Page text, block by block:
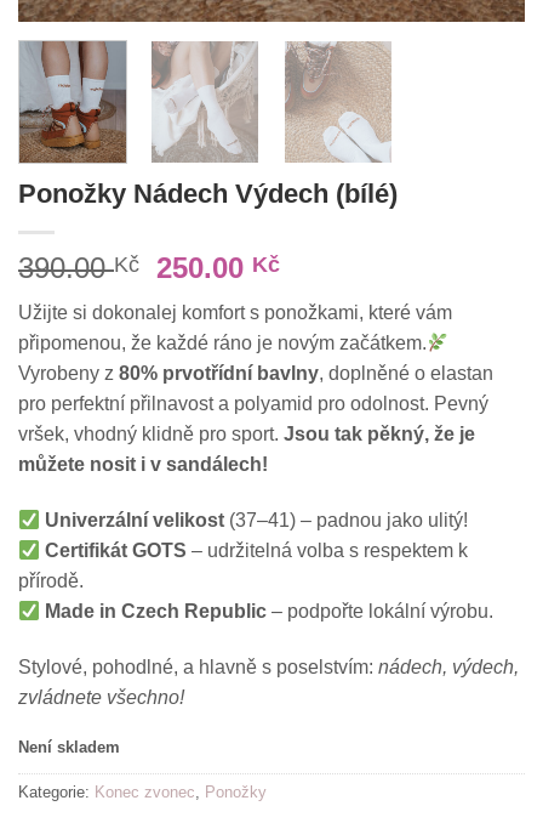
Ponožky Nádech Výdech (bílé)
390.00Kč
Původní
byla:
390.00 Kč.
250.00 KčAktuální
cena
je:
250.00 Kč.
Užijte si dokonalej komfort s ponožkami, které vám
připomenou, že každé ráno je novým začátkem.
Vyrobeny z 80% prvotřídní bavlny, doplněné o elastan
pro perfektní přilnavost a polyamid pro odolnost. Pevný
vršek, vhodný klidně pro sport. Jsou tak pěkný, že je
můžete nosit i v sandálech!
Univerzální velikost (37–41) – padnou jako ulitý!
Certifikát GOTS – udržitelná volba s respektem k
přírodě.
Made in Czech Republic – podpořte lokální výrobu.
Stylové, pohodlné, a hlavně s poselstvím: nádech, výdech,
zvládnete všechno!
Není skladem
Kategorie: Konec zvonec Ponožky